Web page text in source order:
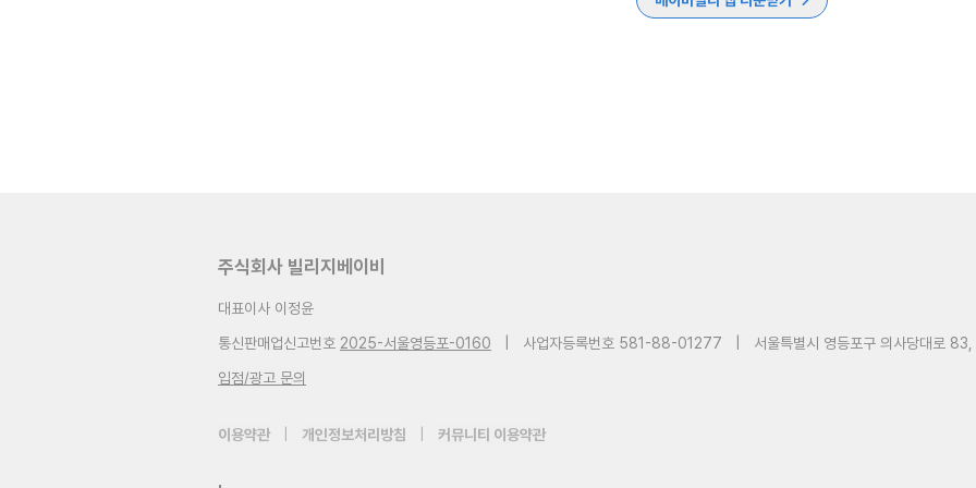
주식회사 빌리지베이비
대표이사 이정윤
통신판매업신고번호 2025-서울영등포-0160 사업자등록번호 581-88-01277
서울특별시 영등포구 의사당대로
입점/광고 문의
이용약관 개인정보처리방침 커뮤니티 이용약관